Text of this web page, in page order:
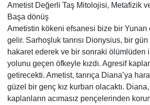
Ametist Değerli Taş Mitolojisi, Metafizik
Başa dönüş
Ametistin kökeni efsanesi bize bir Yunan
gelir. Sarhoşluk tanrısı Dionysius, bir
hakaret ederek ve bir sonraki ölümlüden
yolunu geçen öfkeyle kızdı. Agresif
getirecekti. Ametist, tanrıça Diana’ya
güzel bir genç kız kurban olacaktı. Diana,
kaplanların acımasız pençelerinden